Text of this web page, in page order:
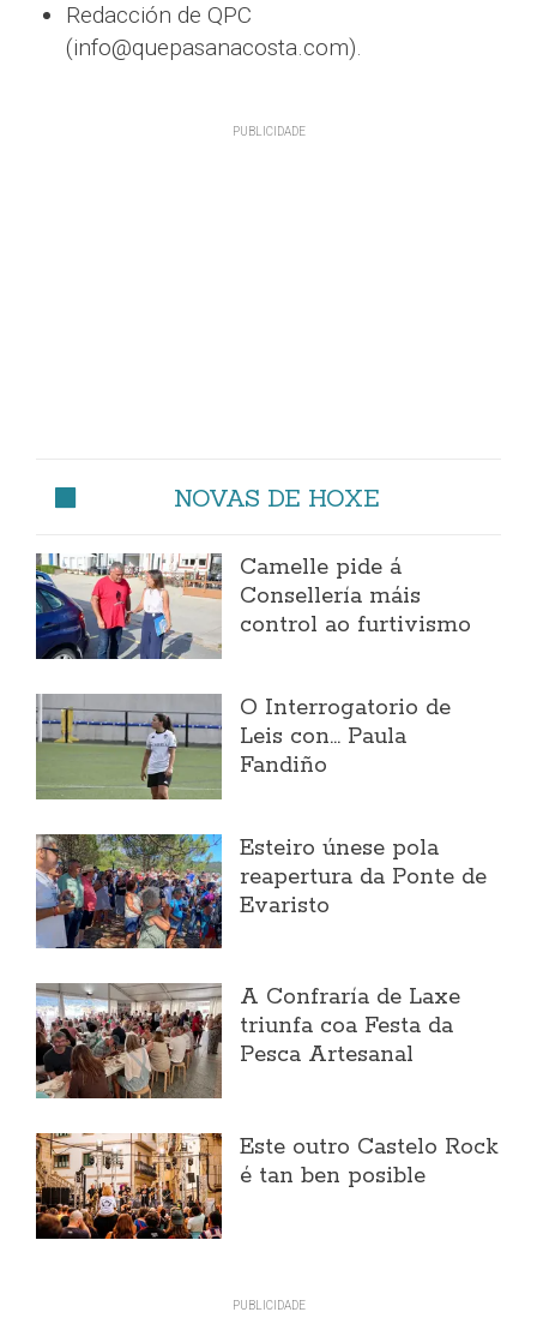
Redacción de QPC
(info@quepasanacosta.com).
NOVAS DE HOXE
Camelle pide á
Consellería máis
control ao furtivismo
O Interrogatorio de
Leis con... Paula
Fandiño
Esteiro únese pola
reapertura da Ponte de
Evaristo
A Confraría de Laxe
triunfa coa Festa da
Pesca Artesanal
Este outro Castelo Rock
é tan ben posible